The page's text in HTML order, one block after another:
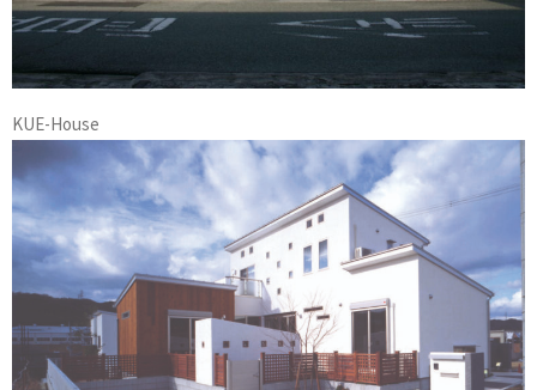
KUE-House